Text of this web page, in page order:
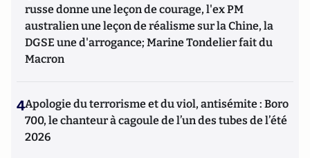
russe donne une leçon de courage, l'ex PM
australien une leçon de réalisme sur la Chine, la
DGSE une d'arrogance; Marine Tondelier fait du
Macron
4Apologie du terrorisme et du viol, antisémite : Boro
700, le chanteur à cagoule de l’un des tubes de l’été
2026